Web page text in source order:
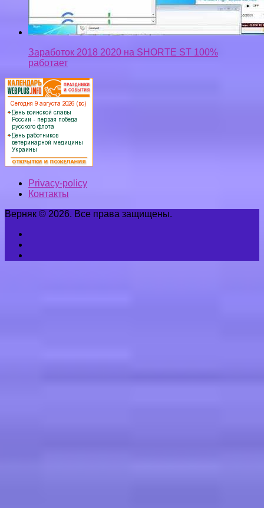
Заработок 2018 2020 на SHORTE ST 100%
работает
Privacy-policy
Контакты
Верняк © 2026. Все права защищены.